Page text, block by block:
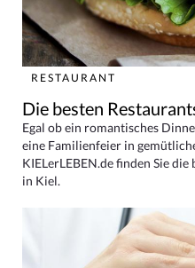
RESTAURANT
Die besten
Egal ob ein romantisches
eine Familienfeier in
KIELerLEBEN.de finden Sie
in Kiel.